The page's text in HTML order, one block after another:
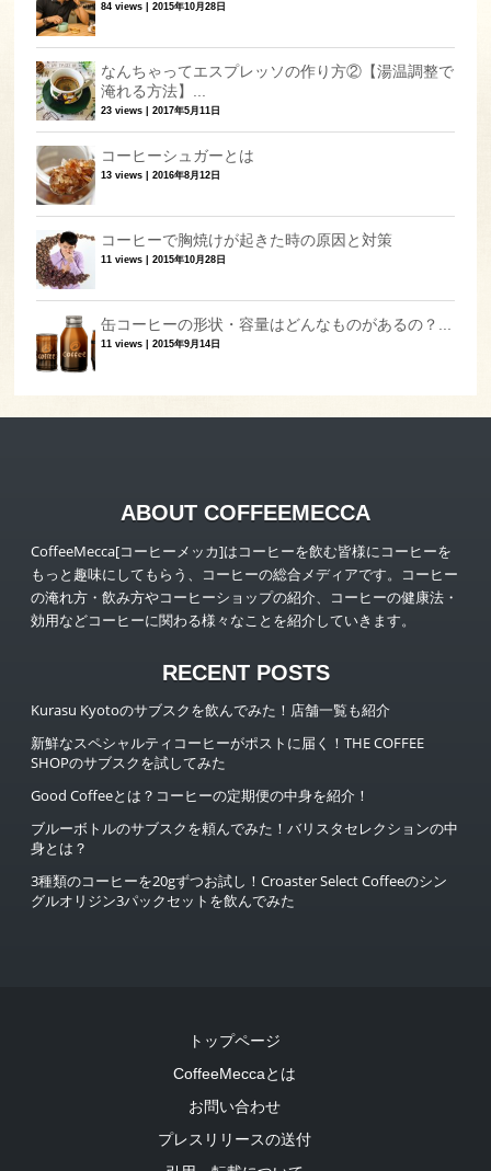
84 views |2015年10月28日
なんちゃってエスプレッソの作り方②【湯温調整で
淹れる方法】...
23 views |2017年5月11日
コーヒーシュガーとは
13 views |2016年8月12日
コーヒーで胸焼けが起きた時の原因と対策
11 views |2015年10月28日
缶コーヒーの形状・容量はどんなものがあるの？...
11 views |2015年9月14日
ABOUT COFFEEMECCA
CoffeeMecca[コーヒーメッカ]はコーヒーを飲む皆様にコーヒーを
もっと趣味にしてもらう、コーヒーの総合メディアです。コーヒー
の淹れ方・飲み方やコーヒーショップの紹介、コーヒーの健康法・
効用などコーヒーに関わる様々なことを紹介していきます。
RECENT POSTS
Kurasu Kyotoのサブスクを飲んでみた！店舗一覧も紹介
新鮮なスペシャルティコーヒーがポストに届く！THE COFFEE
SHOPのサブスクを試してみた
Good Coffeeとは？コーヒーの定期便の中身を紹介！
ブルーボトルのサブスクを頼んでみた！バリスタセレクションの中
身とは？
3種類のコーヒーを20gずつお試し！Croaster Select Coffeeのシン
グルオリジン3パックセットを飲んでみた
トップページ
CoffeeMeccaとは
お問い合わせ
プレスリリースの送付